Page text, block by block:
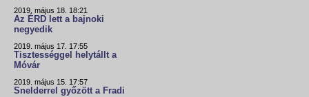
2019. május 18. 18:21
Az ÉRD lett a bajnoki
negyedik
2019. május 17. 17:55
Tisztességgel helytállt a
Móvár
2019. május 15. 17:57
Snelderrel győzött a Fradi